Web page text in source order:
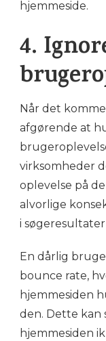
hjemmeside.
4.
Når det
afgørende at
virksomheder
oplevelse på
alvorlige
i
En dårlig
bounce rate,
hjemmesiden
den. Dette kan
hjemmesiden